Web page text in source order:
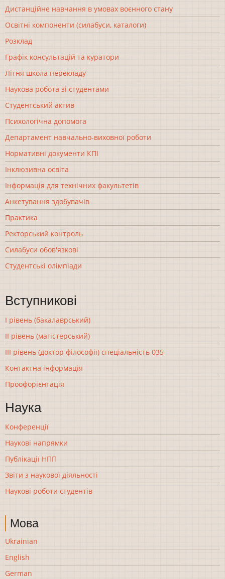
Дистанційне навчання в умовах воєнного стану
Освітні компоненти (силабуси, каталоги)
Розклад
Графік консультацій та куратори
Літня школа перекладу
Наукова робота зі студентами
Студентський актив
Психологічна допомога
Департамент навчально-виховної роботи
Нормативні документи КПІ
Інклюзивна освіта
Інформація для технічних факультетів
Анкетування здобувачів
Практика
Ректорський контроль
Силабуси обов'язкові
Студентські олімпіади
Вступникові
І рівень (бакалаврський)
ІІ рівень (магістерський)
ІІІ рівень (доктор філософії) спеціальність 035
Контактна інформація
Проофорієнтація
Наука
Конференції
Наукові напрямки
Публікації НПП
Звіти з наукової діяльності
Наукові роботи студентів
Мова
Ukrainian
English
German